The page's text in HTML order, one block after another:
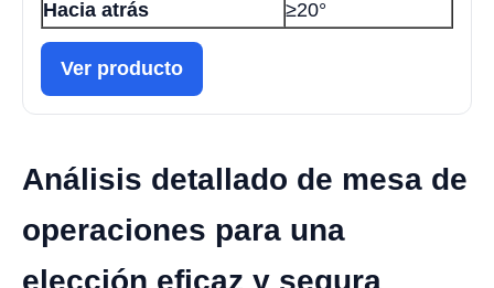
Hacia atrás ≥20°
Ver producto
Análisis detallado de mesa de
operaciones para una
elección eficaz y segura